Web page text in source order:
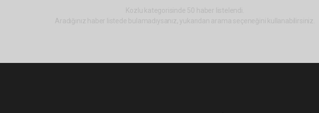
Kozlu kategorisinde 50 haber listelendi.
Aradığınız haber listede bulamadıysanız, yukarıdan arama seçeneğini kullanabilirsiniz.